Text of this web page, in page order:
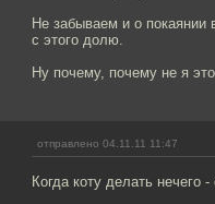
Не забываем и о покаянии
с этого долю.
Ну почему, почему не я
отправлено 04.11.11 11:47
Когда коту делать нечего